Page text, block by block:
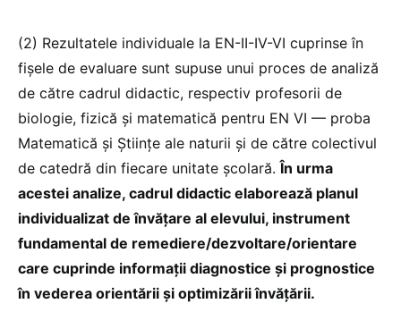
(2) Rezultatele individuale la EN-II-IV-VI cuprinse în
fișele de evaluare sunt supuse unui proces de analiză
de către cadrul didactic, respectiv profesorii de
biologie, fizică și matematică pentru EN VI — proba
Matematică și Științe ale naturii și de către colectivul
de catedră din fiecare unitate școlară.În urma
acestei analize, cadrul didactic elaborează planul
individualizat de învățare al elevului, instrument
fundamental de remediere/dezvoltare/orientare
care cuprinde informații diagnostice și prognostice
în vederea orientării și optimizării învățării.